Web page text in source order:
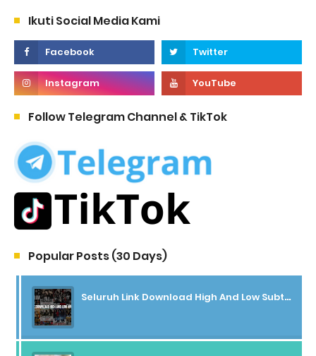
Ikuti Social Media Kami
Follow Telegram Channel & TikTok
Popular Posts (30 Days)
Seluruh Link Download High And Low Subtitle Indonesia